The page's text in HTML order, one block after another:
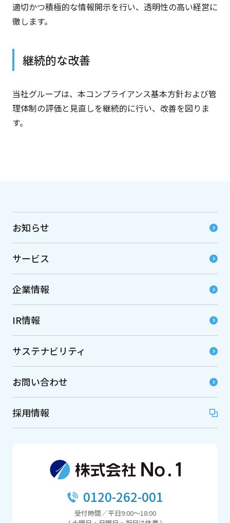
適切かつ積極的な情報開示を行い、透明性の高い経営に
徹します。
継続的な改善
当社グループは、本コンプライアンス基本方針および管
理体制の評価と見直しを継続的に行い、改善を図りま
す。
お知らせ
サービス
企業情報
IR情報
サステナビリティ
お問い合わせ
採用情報
0120-262-001
受付時間／平日9:00～18:00